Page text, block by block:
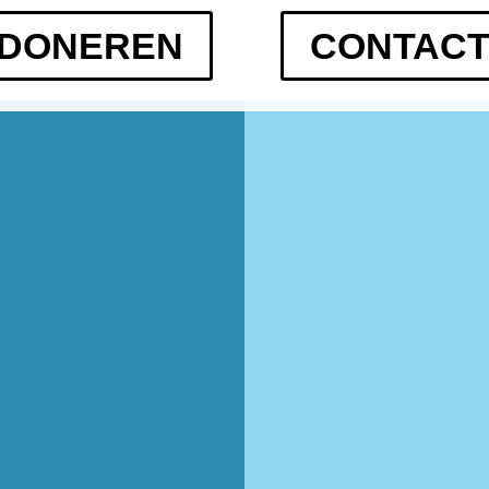
CONTACT